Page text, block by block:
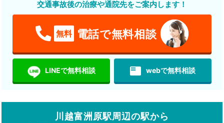
交通事故後の治療や通院先をご案内します！
無料 電話で無料相談
LINEで無料相談 featured_play_list webで無料相談
川越富洲原駅周辺の駅から